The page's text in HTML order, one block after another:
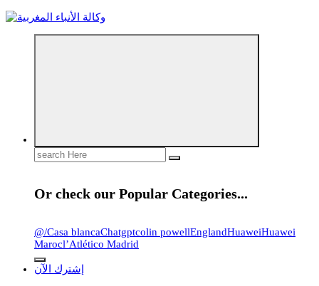
Search
for:
Or check our Popular Categories...
@/Casa blancaChatgptcolin powellEnglandHuaweiHuawei
Marocl’Atlético Madrid
إشترك الآن